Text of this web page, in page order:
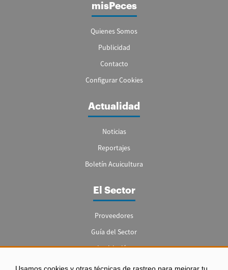
misPeces
Quienes Somos
Publicidad
Contacto
Configurar Cookies
Actualidad
Noticias
Reportajes
Boletín Acuicultura
El Sector
Proveedores
Guía del Sector
Legislación
Empleo